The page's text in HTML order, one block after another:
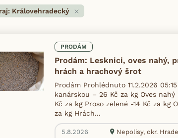
Královehradecký
PRODÁM
Prodám: Lesknici, oves nahý,
hrách a hrachový šrot
Prodám Prohlédnuto 11.2.2026
kanárskou – 26 Kč za kg Oves nahý
Kč za kg Proso zelené -14 Kč za kg
za kg Hrách...
5.8.2026
Nepolisy, okr.